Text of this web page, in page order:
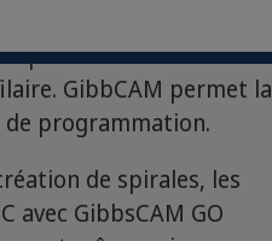
puissantes et faciles à
GibbCAM permet la
de programmation.
de spirales, les
avec GibbsCAM GO